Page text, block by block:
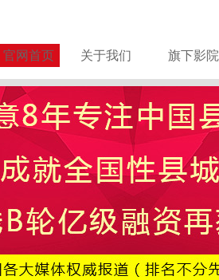
官网首页 关于我们 旗下影